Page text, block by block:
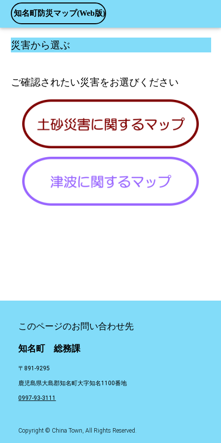
知名町防災マップ(Web版)
災害から選ぶ
ご確認されたい災害をお選びください
このページのお問い合わせ先
知名町 総務課
〒891-9295
鹿児島県大島郡知名町大字知名1100番地
0997-93-3111
Copyright © China Town, All Rights Reserved.